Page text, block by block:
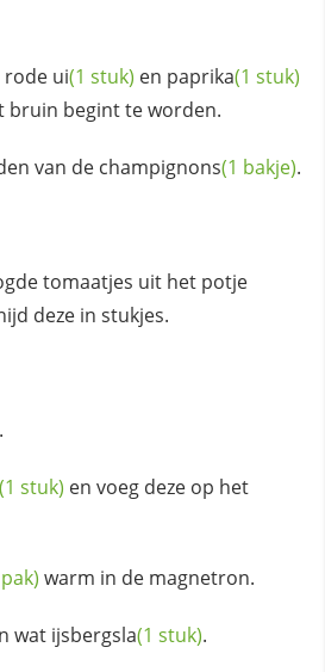
rode ui(1 stuk) en paprika(1 stuk)
bruin begint te worden.
van de champignons(1 bakje).
tomaatjes uit het potje
deze in stukjes.
(1 stuk) en voeg deze op het
warm in de magnetron.
wat ijsbergsla(1 stuk).